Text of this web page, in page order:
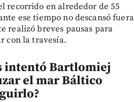
recorrido en alrededor de 55
ese tiempo no descansó fuera
realizó breves pausas para
con la travesía.
intentó Bartlomiej
el mar Báltico